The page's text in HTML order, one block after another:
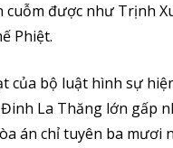
cuỗm được như Trịnh
Phiệt.
của bộ luật hình sự
La Thăng lớn gấp
án chỉ tuyên ba mươi